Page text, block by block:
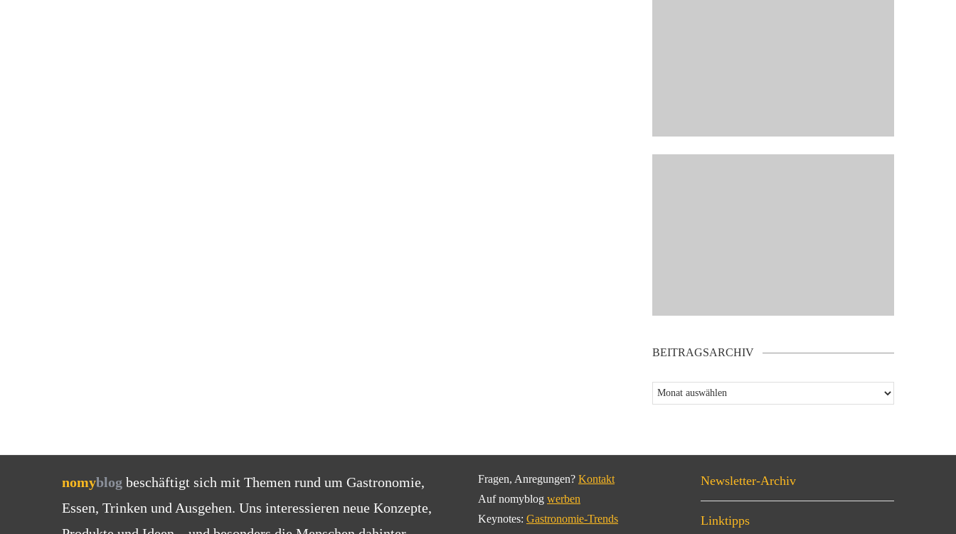
BEITRAGSARCHIV
nomyblog beschäftigt sich mit Themen rund um Gastronomie,
Essen, Trinken und Ausgehen. Uns interessieren neue Konzepte,
Fragen, Anregungen? Kontakt
Auf nomyblog werben
Keynotes: Gastronomie-Trends
Newsletter-Archiv
Linktipps